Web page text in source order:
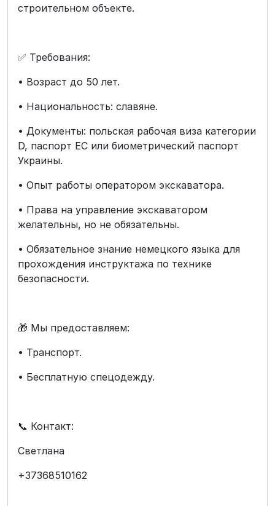
строительном объекте.
✅ Требования:
• Возраст до 50 лет.
• Национальность: славяне.
• Документы: польская рабочая виза категории
D, паспорт ЕС или биометрический паспорт
Украины.
• Опыт работы оператором экскаватора.
• Права на управление экскаватором
желательны, но не обязательны.
• Обязательное знание немецкого языка для
прохождения инструктажа по технике
безопасности.
🎁 Мы предоставляем:
• Транспорт.
• Бесплатную спецодежду.
📞 Контакт:
Светлана
+37368510162